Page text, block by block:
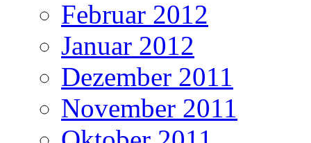
Februar 2012
Januar 2012
Dezember 2011
November 2011